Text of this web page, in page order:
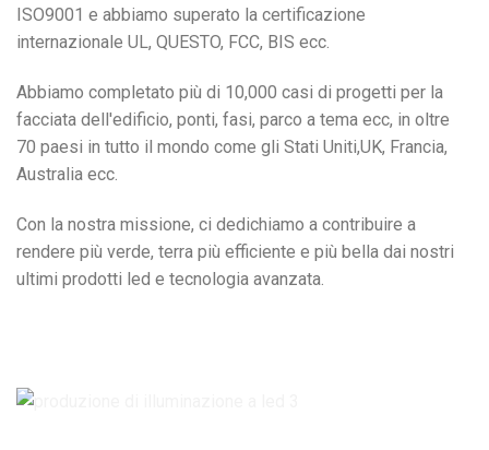
ISO9001 e abbiamo superato la certificazione
internazionale UL, QUESTO, FCC, BIS ecc.
Abbiamo completato più di 10,000 casi di progetti per la
facciata dell'edificio, ponti, fasi, parco a tema ecc, in oltre
70 paesi in tutto il mondo come gli Stati Uniti,UK, Francia,
Australia ecc.
Con la nostra missione, ci dedichiamo a contribuire a
rendere più verde, terra più efficiente e più bella dai nostri
ultimi prodotti led e tecnologia avanzata.